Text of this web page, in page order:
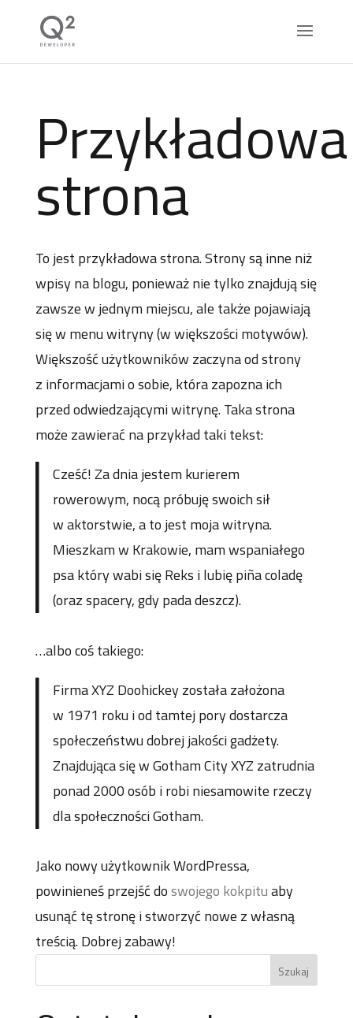
Przykładowa
strona
To jest przykładowa strona. Strony są inne niż
wpisy na blogu, ponieważ nie tylko znajdują się
zawsze w jednym miejscu, ale także pojawiają
się w menu witryny (w większości motywów).
Większość użytkowników zaczyna od strony
z informacjami o sobie, która zapozna ich
przed odwiedzającymi witrynę. Taka strona
może zawierać na przykład taki tekst:
Cześć! Za dnia jestem kurierem
rowerowym, nocą próbuję swoich sił
w aktorstwie, a to jest moja witryna.
Mieszkam w Krakowie, mam wspaniałego
psa który wabi się Reks i lubię piña coladę
(oraz spacery, gdy pada deszcz).
…albo coś takiego:
Firma XYZ Doohickey została założona
w 1971 roku i od tamtej pory dostarcza
społeczeństwu dobrej jakości gadżety.
Znajdująca się w Gotham City XYZ zatrudnia
ponad 2000 osób i robi niesamowite rzeczy
dla społeczności Gotham.
Jako nowy użytkownik WordPressa,
powinieneś przejść doswojego kokpituaby
usunąć tę stronę i stworzyć nowe z własną
treścią. Dobrej zabawy!